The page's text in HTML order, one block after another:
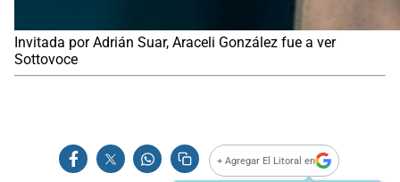
Invitada por Adrián Suar, Araceli González fue a ver
Sottovoce
+ Agregar El Litoral en